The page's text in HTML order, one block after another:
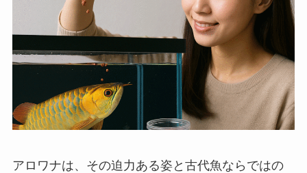
アロワナは、その迫力ある姿と古代魚ならではの